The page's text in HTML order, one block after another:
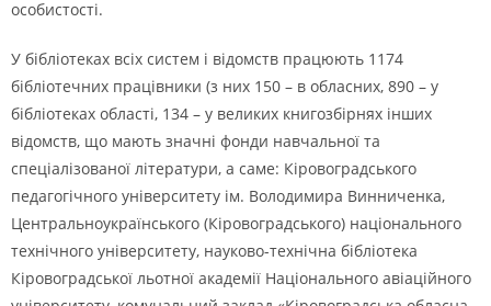
особистості.
У бібліотеках всіх систем і відомств працюють 1174
бібліотечних працівники (з них 150 – в обласних, 890 – у
бібліотеках області, 134 – у великих книгозбірнях інших
відомств, що мають значні фонди навчальної та
спеціалізованої літератури, а саме: Кіровоградського
педагогічного університету ім. Володимира Винниченка,
Центральноукраїнського (Кіровоградського) національного
технічного університету, науково-технічна бібліотека
Кіровоградської льотної академії Національного авіаційного